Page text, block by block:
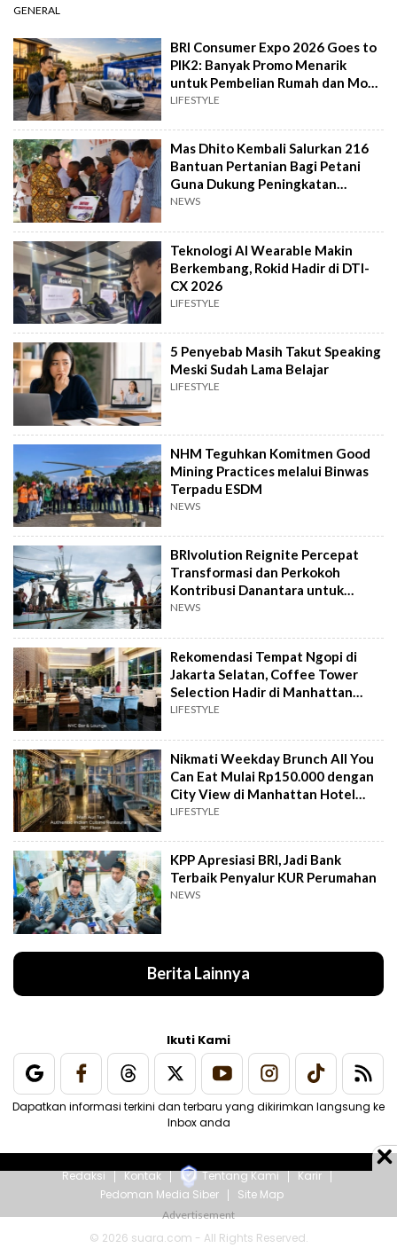
GENERAL
BRI Consumer Expo 2026 Goes to
PIK2: Banyak Promo Menarik
untuk Pembelian Rumah dan Mobil
Baru
LIFESTYLE
Mas Dhito Kembali Salurkan 216
Bantuan Pertanian Bagi Petani
Guna Dukung Peningkatan
Produksi
NEWS
Teknologi AI Wearable Makin
Berkembang, Rokid Hadir di DTI-
CX 2026
LIFESTYLE
5 Penyebab Masih Takut Speaking
Meski Sudah Lama Belajar
LIFESTYLE
NHM Teguhkan Komitmen Good
Mining Practices melalui Binwas
Terpadu ESDM
NEWS
BRIvolution Reignite Percepat
Transformasi dan Perkokoh
Kontribusi Danantara untuk
Ekonomi Nasional
NEWS
Rekomendasi Tempat Ngopi di
Jakarta Selatan, Coffee Tower
Selection Hadir di Manhattan
Hotel Jakarta
LIFESTYLE
Nikmati Weekday Brunch All You
Can Eat Mulai Rp150.000 dengan
City View di Manhattan Hotel
Jakarta
LIFESTYLE
KPP Apresiasi BRI, Jadi Bank
Terbaik Penyalur KUR Perumahan
NEWS
Berita Lainnya
Ikuti Kami
Dapatkan informasi terkini dan terbaru yang dikirimkan langsung ke
Inbox anda
Redaksi Kontak Tentang Kami
Karir
Pedoman Media Siber
Site Map
© 2026 suara.com - All Rights Reserved.